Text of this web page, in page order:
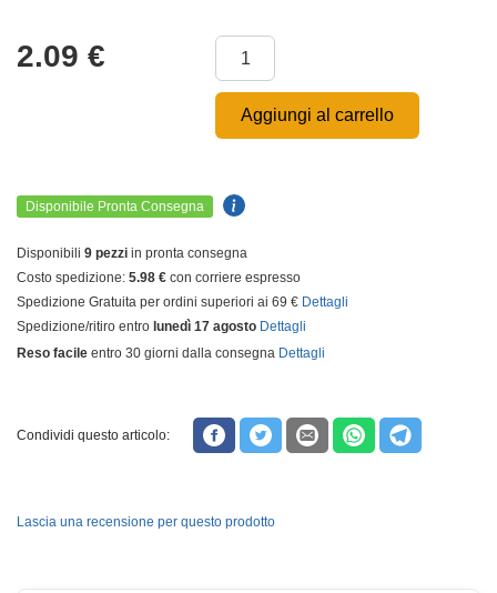
2.09 €
Aggiungi al carrello
Disponibile Pronta Consegna
Disponibili 9 pezzi in pronta consegna
Costo spedizione: 5.98 € con corriere espresso
Spedizione Gratuita per ordini superiori ai 69 € Dettagli
Spedizione/ritiro entro lunedì 17 agosto Dettagli
Reso facile entro 30 giorni dalla consegna Dettagli
Condividi questo articolo:
Lascia una recensione per questo prodotto